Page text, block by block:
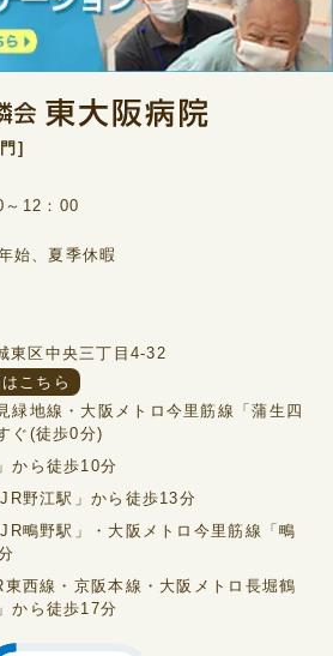
]
～12：00
始、夏季休暇
東区中央三丁目4-32
こちら
緑地線・大阪メトロ今里筋線「蒲生四
ぐ(徒歩0分)
から徒歩10分
野江駅」から徒歩13分
鴫野駅」・大阪メトロ今里筋線「鴫
西線・京阪本線・大阪メトロ長堀鶴
から徒歩17分